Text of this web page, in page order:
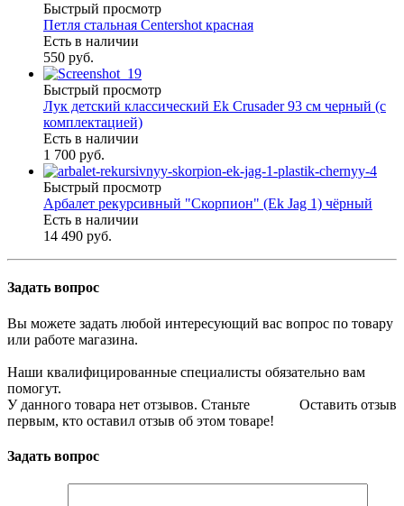
Быстрый просмотр
Петля стальная Centershot красная
Есть в наличии
550 руб.
Быстрый просмотр
Лук детский классический Ek Crusader 93 см черный (с
комплектацией)
Есть в наличии
1 700 руб.
Быстрый просмотр
Арбалет рекурсивный "Скорпион" (Ek Jag 1) чёрный
Есть в наличии
14 490 руб.
Задать вопрос
Вы можете задать любой интересующий вас вопрос по товару
или работе магазина.
Наши квалифицированные специалисты обязательно вам
помогут.
Оставить отзыв
У данного товара нет отзывов. Станьте
первым, кто оставил отзыв об этом товаре!
Задать вопрос